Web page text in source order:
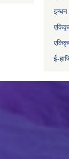
इन्धन
ई-